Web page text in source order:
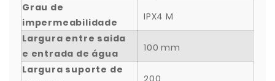
Grau de
impermeabilidade
IPX4 M
Largura entre saida
e entrada de água
100 mm
Largura suporte de
200